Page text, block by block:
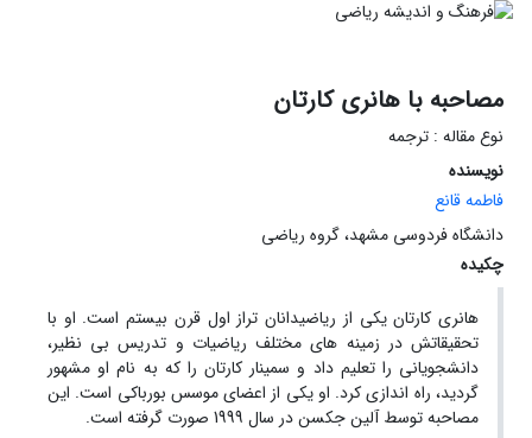
مصاحبه با هانری کارتان
نوع مقاله : ترجمه
نویسنده
فاطمه قانع
دانشگاه فردوسی مشهد، گروه ریاضی
چکیده
هانری کارتان یکی از ریاضیدانان تراز اول قرن بیستم است. او با
تحقیقاتش در زمینه های مختلف ریاضیات و تدریس بی نظیر،
دانشجویانی را تعلیم داد و سمینار کارتان را که به نام او مشهور
گردید، راه اندازی کرد. او یکی از اعضای موسس بورباکی است. این
مصاحبه توسط آلین جکسن در سال 1999 صورت گرفته است.